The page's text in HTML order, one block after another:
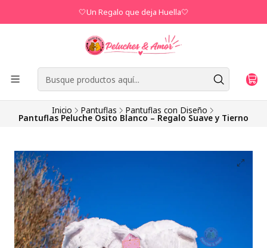
🤍Un Regalo que deja Huella🤍
Inicio Pantuflas Pantuflas con Diseño
Pantuflas Peluche Osito Blanco – Regalo Suave y Tierno